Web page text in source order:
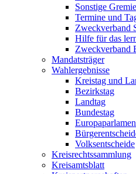
Sonstige
Termine und
Zweckverband
Hilfe für das
Zweckverband
Mandatsträger
Wahlergebnisse
Kreistag und
Bezirkstag
Landtag
Bundestag
Volksentscheide
Kreisrechtssammlung
Kreisamtsblatt